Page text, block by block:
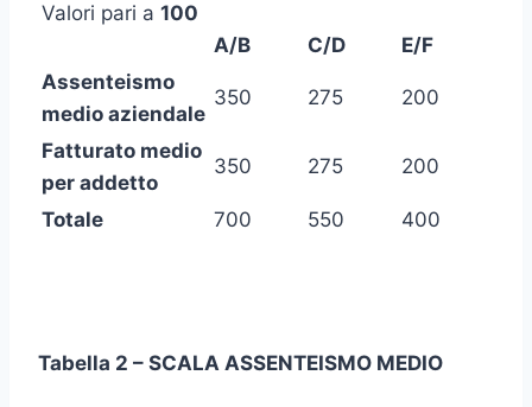
Valori pari a 100
A/B C/D
E/F
Assenteismo
medio aziendale
350 275 200
Fatturato medio
per addetto
350 275 200
Totale 700 550 400
Tabella 2 – SCALA ASSENTEISMO MEDIO